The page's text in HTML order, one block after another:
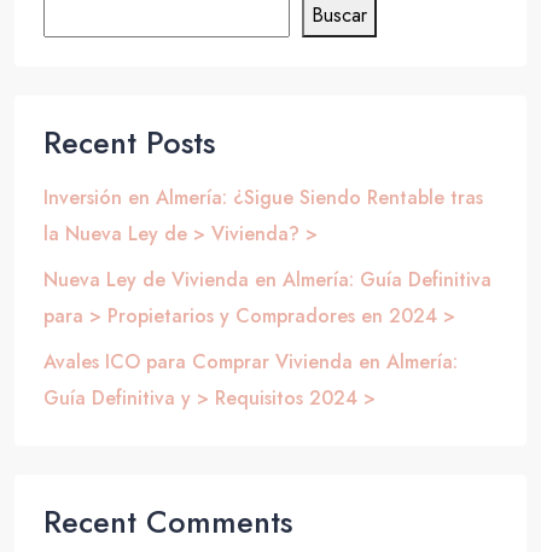
Buscar
Recent Posts
Inversión en Almería: ¿Sigue Siendo Rentable tras
la Nueva Ley de > Vivienda? >
Nueva Ley de Vivienda en Almería: Guía Definitiva
para > Propietarios y Compradores en 2024 >
Avales ICO para Comprar Vivienda en Almería:
Guía Definitiva y > Requisitos 2024 >
Recent Comments